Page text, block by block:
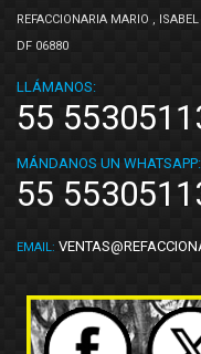
REFACCIONARIA MARIO ,
DF 06880
LLÁMANOS:
55
MÁNDANOS UN WHATSAPP:
55
EMAIL: